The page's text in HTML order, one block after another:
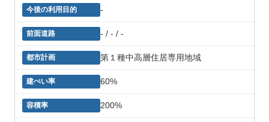
-
- / - / -
第１種中高層住居専用地域
60%
200%